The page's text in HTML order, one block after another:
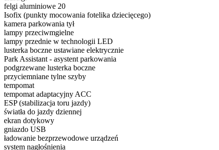
felgi aluminiowe 20
Isofix (punkty mocowania fotelika dziecięcego)
kamera parkowania tył
lampy przeciwmgielne
lampy przednie w technologii LED
lusterka boczne ustawiane elektrycznie
Park Assistant - asystent parkowania
podgrzewane lusterka boczne
przyciemniane tylne szyby
tempomat
tempomat adaptacyjny ACC
ESP (stabilizacja toru jazdy)
światła do jazdy dziennej
ekran dotykowy
gniazdo USB
ładowanie bezprzewodowe urządzeń
system nagłośnienia